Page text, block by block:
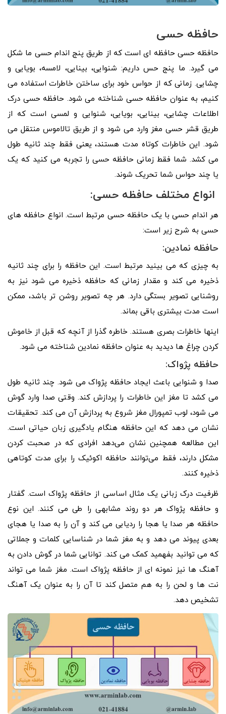
حافظه حسی
حافظه حسی حافظه ای است که از طریق پنج اندام حسی ما شکل
می گیرد. ما پنج حس داریم: شنوایی، بینایی، لامسه، بویایی و
چشایی. زمانی که از حواس خود برای ساختن خاطرات استفاده می
کنیم، به عنوان حافظه حسی شناخته می شود. حافظه حسی درک
اطلاعات چشایی، بینایی، بویایی، شنوایی و لمسی است که از
طریق قشر حسی مغز وارد می شود و از طریق تالاموس منتقل می
شود. این خاطرات کوتاه مدت هستند، یعنی فقط چند ثانیه طول
می کشد. شما فقط زمانی حافظه حسی را تجربه می کنید که یک
یا چند حواس شما تحریک شوند.
انواع مختلف حافظه حسی:
هر اندام حسی با یک حافظه حسی مرتبط است. انواع حافظه های
حسی به شرح زیر است:
حافظه نمادین:
به چیزی که می بینید مرتبط است. این حافظه را برای چند ثانیه
ذخیره می کند و مقدار زمانی که حافظه ذخیره می شود نیز به
روشنایی تصویر بستگی دارد. هر چه تصویر روشن تر باشد، ممکن
است مدت بیشتری باقی بماند.
اینها خاطرات بصری هستند. خاطره گذرا از آنچه که قبل از خاموش
کردن چراغ ها دیدید به عنوان حافظه نمادین شناخته می شود.
حافظه پژواک:
صدا و شنوایی باعث ایجاد حافظه پژواک می شود. چند ثانیه طول
می کشد تا مغز این خاطرات را پردازش کند. وقتی صدا وارد گوش
می شود، لوب تمپورال مغز شروع به پردازش آن می کند. تحقیقات
نشان می دهد که این حافظه هنگام یادگیری زبان حیاتی است.
این مطالعه همچنین نشان می‌دهد افرادی که در صحبت کردن
مشکل دارند، فقط می‌توانند حافظه اکوئیک را برای مدت کوتاهی
ذخیره کنند.
ظرفیت درک زبانی یک مثال اساسی از حافظه پژواک است. گفتار
و حافظه پژواک هر دو روند مشابهی را طی می کنند. این نوع
حافظه هر صدا یا هجا را ردیابی می کند و آن را به صدا یا هجای
بعدی پیوند می دهد و به مغز شما در شناسایی کلمات و جملاتی
که می توانید بفهمید کمک می کند. توانایی شما در گوش دادن به
آهنگ ها نیز نمونه ای از حافظه پژواک است. مغز شما می تواند
نت ها و لحن را به هم متصل کند تا آن را به عنوان یک آهنگ
تشخیص دهد.